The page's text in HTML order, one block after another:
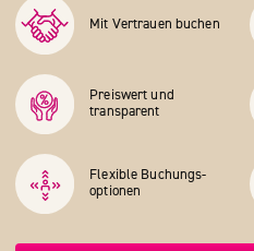
Mit Vertrauen buchen
Preiswert und
transparent
Flexible Buchungs­
optionen